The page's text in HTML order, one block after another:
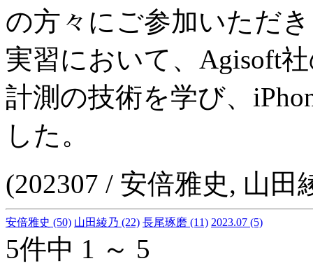
の方々にご参加いただ
実習において、Agisoft
計測の技術を学び、
した。
(202307 / 安倍雅史, 山田
安倍雅史 (50) 山田綾乃 (22) 長尾琢磨 (11) 2023.07 (5)
5件中 1 ～ 5